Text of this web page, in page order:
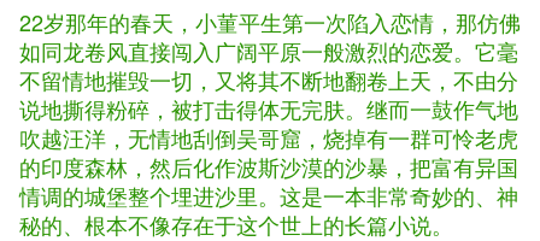
22岁那年的春天，小菫平生第一次陷入恋情，那仿佛
如同龙卷风直接闯入广阔平原一般激烈的恋爱。它毫
不留情地摧毁一切，又将其不断地翻卷上天，不由分
说地撕得粉碎，被打击得体无完肤。继而一鼓作气地
吹越汪洋，无情地刮倒吴哥窟，烧掉有一群可怜老虎
的印度森林，然后化作波斯沙漠的沙暴，把富有异国
情调的城堡整个埋进沙里。这是一本非常奇妙的、神
秘的、根本不像存在于这个世上的长篇小说。